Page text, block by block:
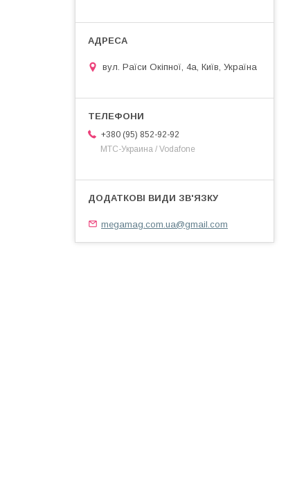
вул. Раїси Окіпної, 4а, Київ, Україна
+380 (95) 852-92-92
МТС-Украина / Vodafone
megamag.com.ua@gmail.com